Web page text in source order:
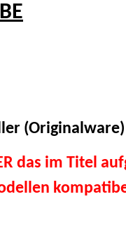
(Originalware)
das im Titel